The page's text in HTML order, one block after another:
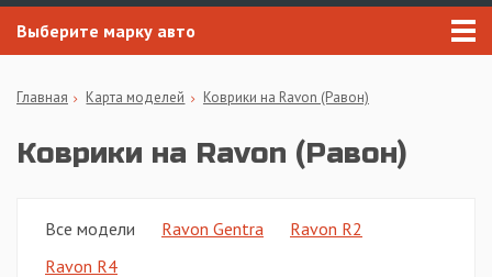
Выберите марку авто
Главная Карта моделей Коврики на Ravon (Равон)
Коврики на Ravon (Равон)
Все модели Ravon Gentra
Ravon R2
Ravon R4